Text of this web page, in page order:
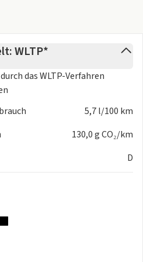
matt
WLTP*
dasWLTP-Verfahren
5,7 l/100 km
130,0 g CO₂/km
D